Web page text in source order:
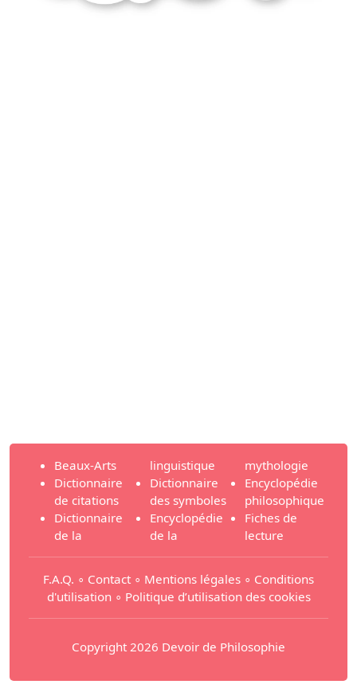
Beaux-Arts
Dictionnaire
de citations
Dictionnaire
de la
linguistique
Dictionnaire
des symboles
Encyclopédie
de la
mythologie
Encyclopédie
philosophique
Fiches de
lecture
F.A.Q. ∘ Contact ∘ Mentions légales ∘ Conditions
d'utilisation∘ Politique d’utilisation des cookies
Copyright 2026 Devoir de Philosophie